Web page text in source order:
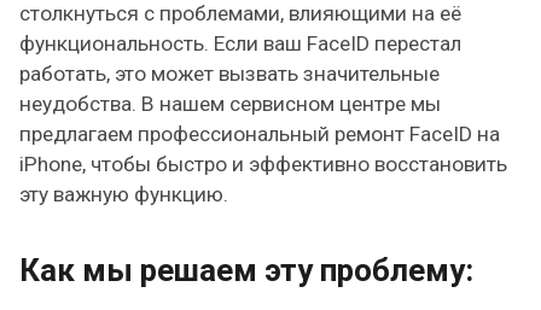
столкнуться с проблемами, влияющими на её
функциональность. Если ваш FaceID перестал
работать, это может вызвать значительные
неудобства. В нашем сервисном центре мы
предлагаем профессиональный ремонт FaceID на
iPhone, чтобы быстро и эффективно восстановить
эту важную функцию.
Как мы решаем эту проблему: